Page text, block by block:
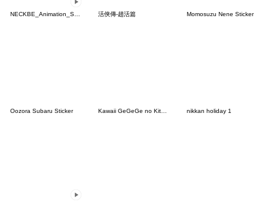
NECKBE_Animation_Sticker 活俠傳-趙活篇 Momosuzu Nene Sticker
Oozora Subaru Sticker nikkan holiday 1